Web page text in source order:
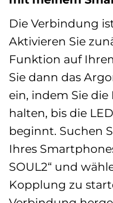
Die Verbindung
Aktivieren Sie
Funktion auf
Sie dann das
ein, indem Sie
halten, bis die
beginnt. Suchen
Ihres
SOUL2“ und
Kopplung zu